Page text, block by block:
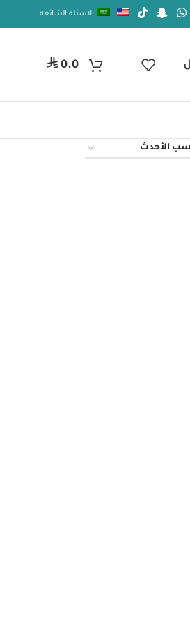
الاسئلة الشائعه
ر.س0.0